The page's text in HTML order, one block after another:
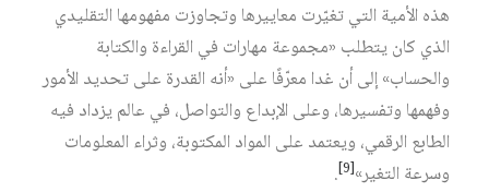
هذه الأمية التي تغيّرت معاييرها وتجاوزت مفهومها التقليدي
الذي كان يتطلب «مجموعة مهارات في القراءة والكتابة
والحساب» إلى أن غدا معرّفًا على «أنه القدرة على تحديد الأمور
وفهمها وتفسيرها، وعلى الإبداع والتواصل، في عالم يزداد فيه
الطابع الرقمي، ويعتمد على المواد المكتوبة، وثراء المعلومات
وسرعة التغير»[9]
.